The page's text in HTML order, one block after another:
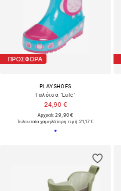
ΠΡΟΣΦΟΡΑ
PLAYSHOES
Γαλότσα 'Eule'
24,90 €
Αρχικά: 29,90 €
Τελευταία χαμηλότερη τιμή:21,17 €